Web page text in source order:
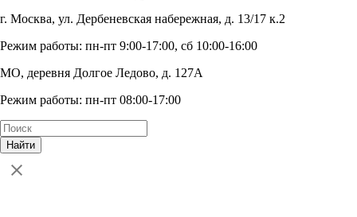
г. Москва, ул. Дербеневская набережная, д. 13/17 к.2
Режим работы: пн-пт 9:00-17:00, сб 10:00-16:00
МО, деревня Долгое Ледово, д. 127А
Режим работы: пн-пт 08:00-17:00
Найти